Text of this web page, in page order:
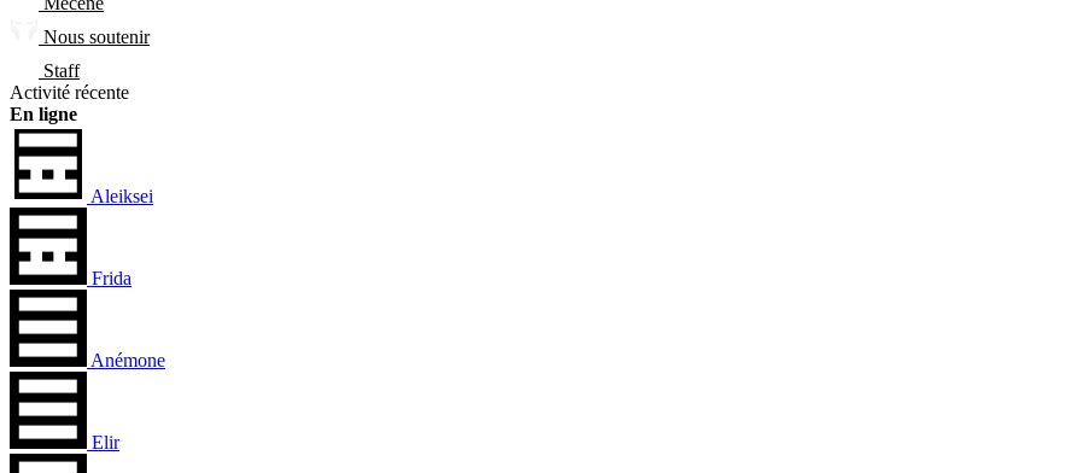
Nous soutenir
Staff
Activité récente
En ligne
Aleiksei
Frida
Anémone
Elir